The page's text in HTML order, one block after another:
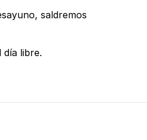
saldremos
día libre.